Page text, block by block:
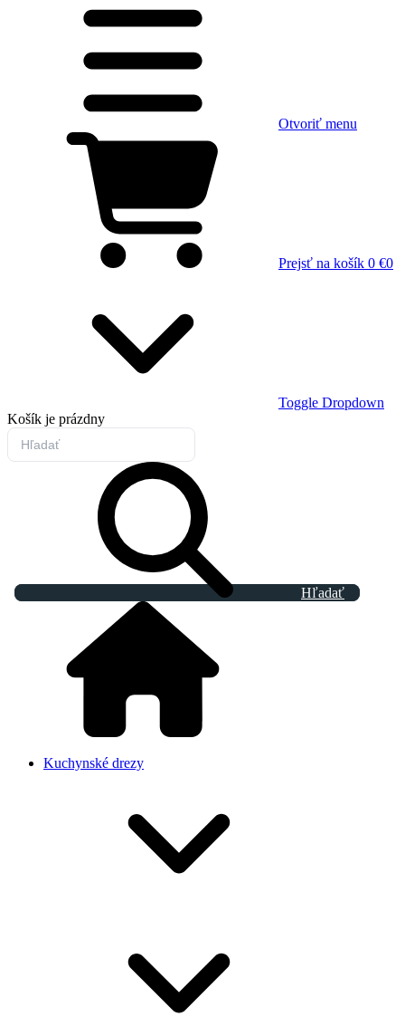
Otvoriť menu
Prejsť na košík 0 €0
Toggle Dropdown
Košík je prázdny
Hľadať
Kuchynské drezy